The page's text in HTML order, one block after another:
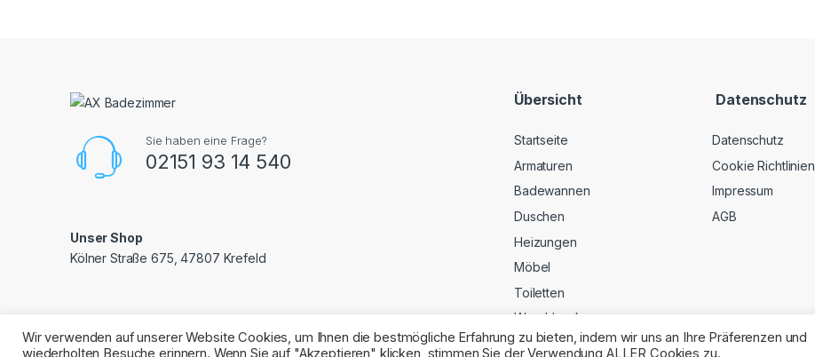
Sie haben eine Frage?
02151 93 14 540
Unser Shop
Kölner Straße 675, 47807 Krefeld
Übersicht
Startseite
Armaturen
Badewannen
Duschen
Heizungen
Möbel
Toiletten
Waschbecken
Teppiche
Datenschutz
Datenschutz
Cookie Richtlinien
Impressum
AGB
Wir verwenden auf unserer Website Cookies, um Ihnen die bestmögliche Erfahrung zu bieten, indem wir uns an Ihre Präferenzen und
wiederholten Besuche erinnern. Wenn Sie auf "Akzeptieren" klicken, stimmen Sie der Verwendung ALLER Cookies zu.